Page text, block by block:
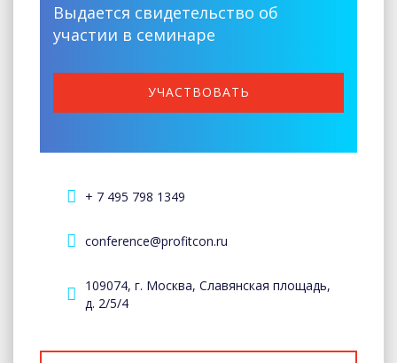
Выдается свидетельство об
участии в семинаре
УЧАСТВОВАТЬ
+ 7 495 798 1349
conference@profitcon.ru
109074, г. Москва, Славянская площадь,
д. 2/5/4